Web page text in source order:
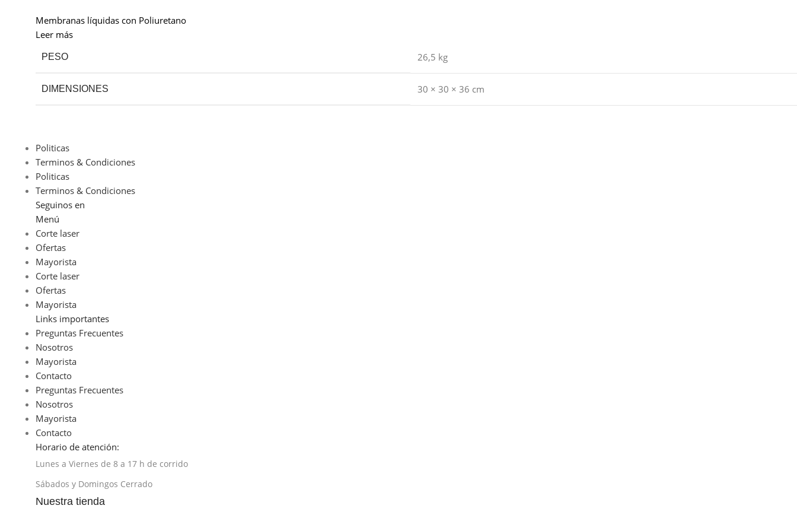
Membranas líquidas con Poliuretano
Leer más
PESO 26,5 kg
DIMENSIONES 30 × 30 × 36 cm
Politicas
Terminos & Condiciones
Politicas
Terminos & Condiciones
Seguinos en
Menú
Corte laser
Ofertas
Mayorista
Corte laser
Ofertas
Mayorista
Links importantes
Preguntas Frecuentes
Nosotros
Mayorista
Contacto
Preguntas Frecuentes
Nosotros
Mayorista
Contacto
Horario de atención:
Lunes a Viernes de 8 a 17 h de corrido
Sábados y Domingos Cerrado
Nuestra tienda